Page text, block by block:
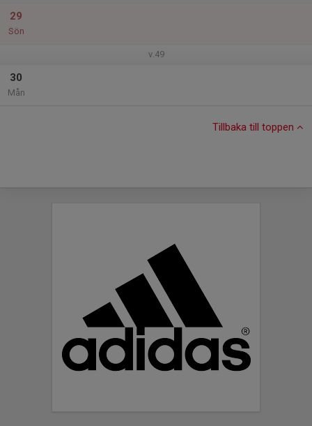
29
Sön
v.49
30
Mån
Tillbaka till toppen